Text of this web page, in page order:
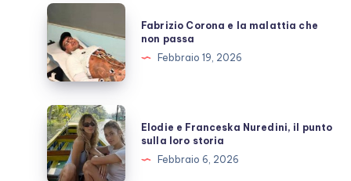
con
Stefano
De
Martino
Fabrizio
Corona
e
la
malattia
che
non
passa
Fabrizio Corona e la malattia che
non passa
Febbraio 19, 2026
Elodie
e
Franceska
Nuredini,
Elodie e Franceska Nuredini, il punto
sulla loro storia
Febbraio 6, 2026